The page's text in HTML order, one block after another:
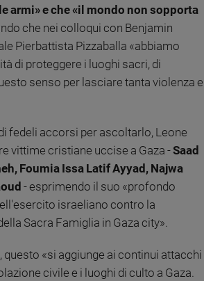
armi» e che «il mondo non sopporta
che nei colloqui con Benjamin
Pierbattista Pizzaballa «abbiamo
di proteggere i luoghi sacri, di
senso per lasciare tanta violenza e
fedeli accorsi per ascoltarlo, Leone
vittime cristiane uccise a Gaza -Saad
Foumia Issa Latif Ayyad, Najwa
- esprimendo il suo «profondo
israeliano contro la
Sacra Famiglia in Gaza city».
«si aggiunge ai continui attacchi
civile e i luoghi di culto a Gaza.